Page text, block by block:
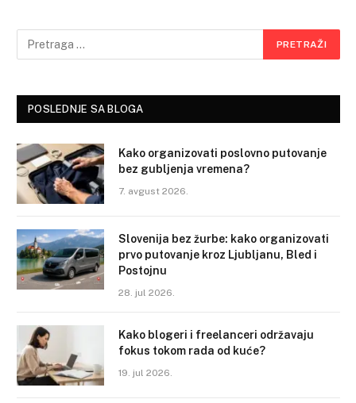
POSLEDNJE SA BLOGA
Kako organizovati poslovno putovanje
bez gubljenja vremena?
7. avgust 2026.
Slovenija bez žurbe: kako organizovati
prvo putovanje kroz Ljubljanu, Bled i
Postojnu
28. jul 2026.
Kako blogeri i freelanceri održavaju
fokus tokom rada od kuće?
19. jul 2026.